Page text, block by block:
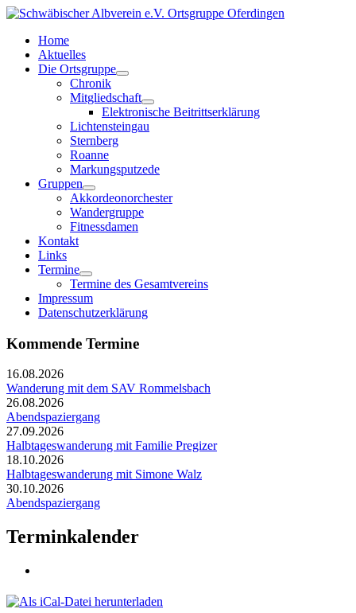
Home
Aktuelles
Die Ortsgruppe
Chronik
Mitgliedschaft
Elektronische Beitrittserklärung
Lichtensteingau
Sternberg
Roanne
Markungsputzede
Gruppen
Akkordeonorchester
Wandergruppe
Fitnessdamen
Kontakt
Links
Termine
Termine des Gesamtvereins
Impressum
Datenschutzerklärung
Kommende Termine
16.08.2026
Wanderung mit dem SAV Rommelsbach
26.08.2026
Abendspaziergang
27.09.2026
Halbtageswanderung mit Familie Pregizer
18.10.2026
Halbtageswanderung mit Simone Walz
30.10.2026
Abendspaziergang
Terminkalender